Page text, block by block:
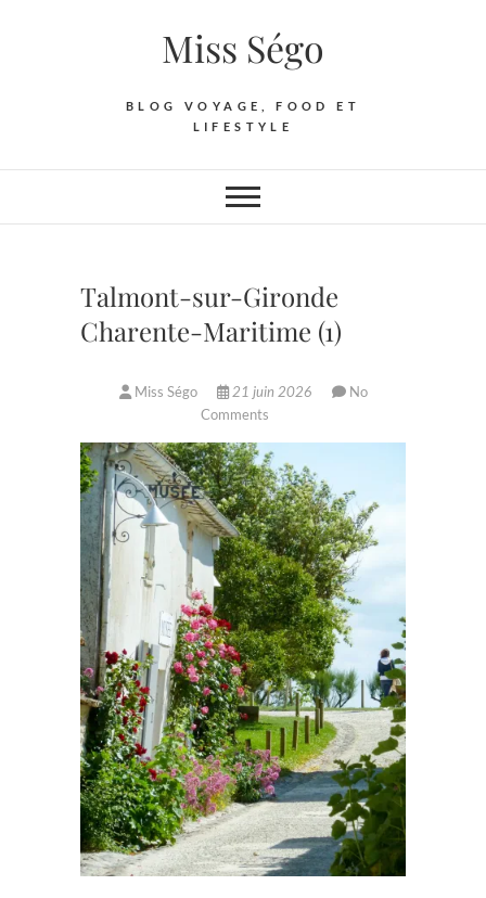
Miss Ségo
BLOG VOYAGE, FOOD ET
LIFESTYLE
Talmont-sur-Gironde
Charente-Maritime (1)
Miss Ségo 21 juin 2026
No
Comments